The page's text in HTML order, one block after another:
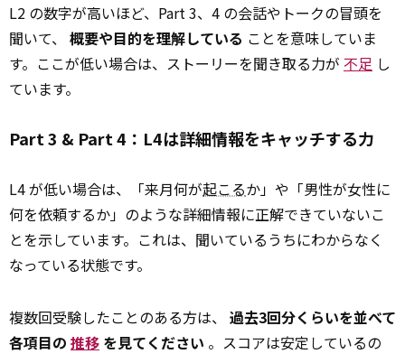
L2 の数字が高いほど、Part 3、4 の会話やトークの冒頭を
聞いて、 概要や目的を理解している ことを意味していま
す。ここが低い場合は、ストーリーを聞き取る力が 不足 し
ています。
Part 3 & Part 4：L4は詳細情報をキャッチする力
L4 が低い場合は、「来月何が起こるか」や「男性が女性に
何を依頼するか」のような詳細情報に正解できていないこ
とを示しています。これは、聞いているうちにわからなく
なっている状態です。
複数回受験したことのある方は、 過去3回分くらいを並べて
各項目の 推移 を見てください 。スコアは安定しているの